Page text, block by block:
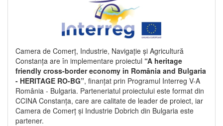
Camera de Comerț, Industrie, Navigație și Agricultură
Constanța are în implementare proiectul “A heritage
friendly cross-border economy in România and Bulgaria
- HERITAGE RO-BG”, finanțat prin Programul Interreg V-A
România - Bulgaria. Parteneriatul proiectului este format din
CCINA Constanța, care are calitate de leader de proiect, iar
Camera de Comerț și Industrie Dobrich din Bulgaria este
partener.